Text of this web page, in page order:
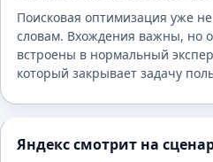
Поисковая оптимизация уже
словам. Вхождения важны, но
встроены в нормальный
который закрывает задачу
Яндекс смотрит на